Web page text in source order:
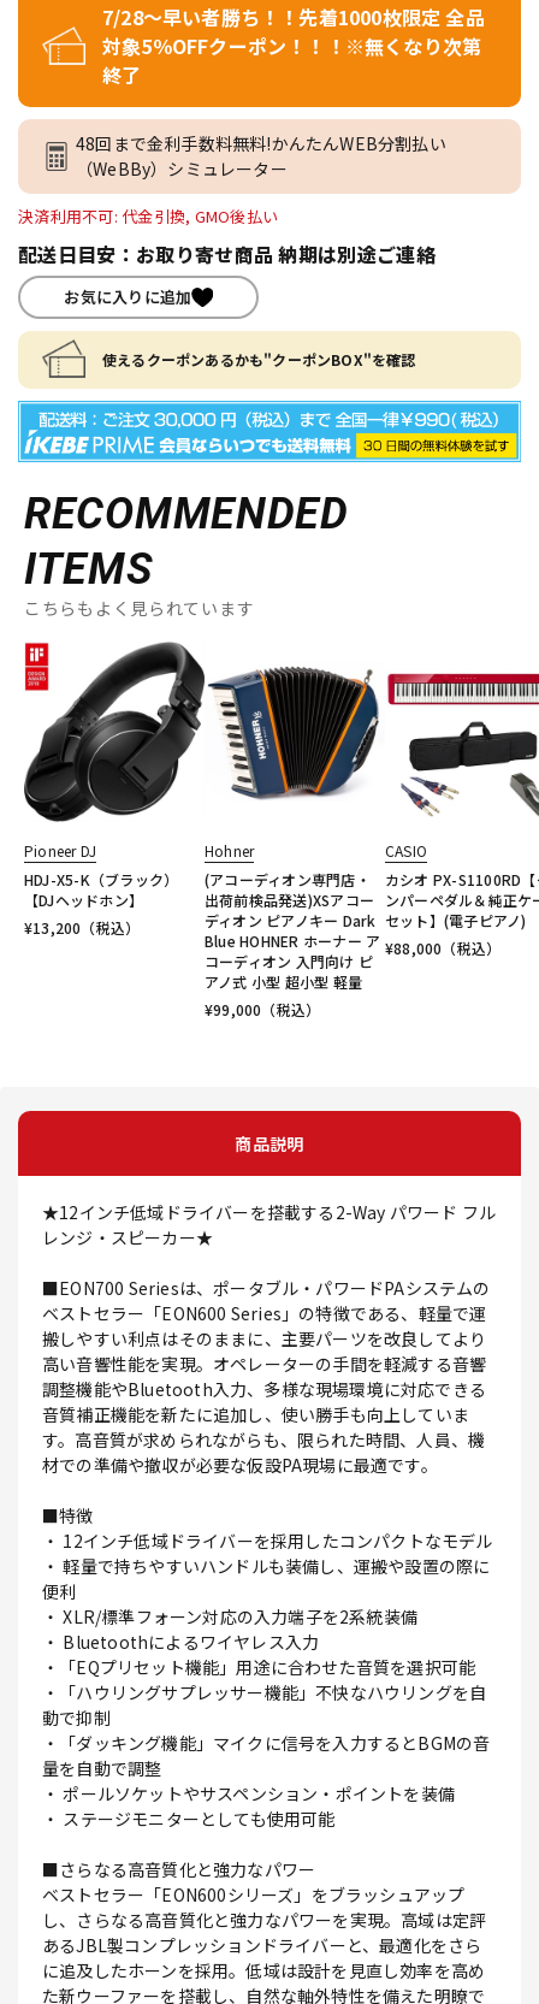
7/28～早い者勝ち！！先着1000枚限定 全品
対象5％OFFクーポン！！！※無くなり次第
終了
48回まで金利手数料無料!かんたんWEB分割払い
（WeBBy）シミュレーター
決済利用不可: 代金引換, GMO後払い
配送日目安：お取り寄せ商品 納期は別途ご連絡
お気に入りに追加
使えるクーポンあるかも"クーポンBOX"を確認
RECOMMENDED
ITEMS
こちらもよく見られています
Pioneer DJ
HDJ-X5-K（ブラック）
【DJヘッドホン】
¥13,200 （税込）
Hohner
(アコーディオン専門店・
出荷前検品発送)XSアコー
ディオン ピアノキー Dark
Blue HOHNER ホーナー ア
コーディオン 入門向け ピ
アノ式 小型 超小型 軽量
¥99,000 （税込）
CASIO
カシオ PX-S1100RD
ンパーペダル＆純正ケ
セット】(電子ピアノ)
¥88,000 （税込）
商品説明
★12インチ低域ドライバーを搭載する2-Way パワード フル
レンジ・スピーカー★
■EON700 Seriesは、ポータブル・パワードPAシステムの
ベストセラー「EON600 Series」の特徴である、軽量で運
搬しやすい利点はそのままに、主要パーツを改良してより
高い音響性能を実現。オペレーターの手間を軽減する音響
調整機能やBluetooth入力、多様な現場環境に対応できる
音質補正機能を新たに追加し、使い勝手も向上していま
す。高音質が求められながらも、限られた時間、人員、機
材での準備や撤収が必要な仮設PA現場に最適です。
■特徴
・ 12インチ低域ドライバーを採用したコンパクトなモデル
・ 軽量で持ちやすいハンドルも装備し、運搬や設置の際に
便利
・ XLR/標準フォーン対応の入力端子を2系統装備
・ Bluetoothによるワイヤレス入力
・「EQプリセット機能」用途に合わせた音質を選択可能
・「ハウリングサプレッサー機能」不快なハウリングを自
動で抑制
・「ダッキング機能」マイクに信号を入力するとBGMの音
量を自動で調整
・ ポールソケットやサスペンション・ポイントを装備
・ ステージモニターとしても使用可能
■さらなる高音質化と強力なパワー
ベストセラー「EON600シリーズ」をブラッシュアップ
し、さらなる高音質化と強力なパワーを実現。高域は定評
あるJBL製コンプレッションドライバーと、最適化をさら
に追及したホーンを採用。低域は設計を見直し効率を高め
た新ウーファーを搭載し、自然な軸外特性を備えた明瞭で